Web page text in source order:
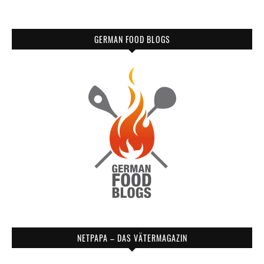
GERMAN FOOD BLOGS
NETPAPA – DAS VÄTERMAGAZIN